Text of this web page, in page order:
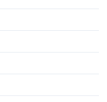
Ingredient Maca Root Main